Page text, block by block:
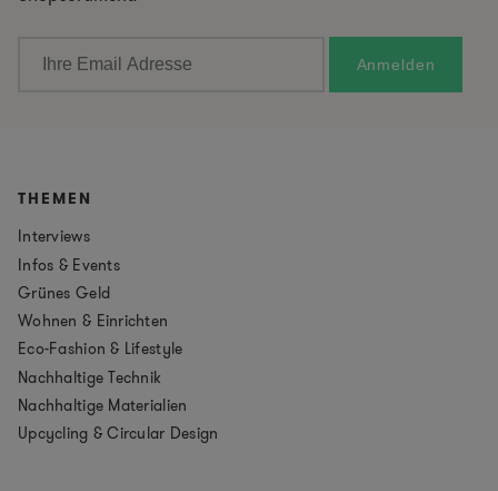
THEMEN
Interviews
Infos & Events
Grünes Geld
Wohnen & Einrichten
Eco-Fashion & Lifestyle
Nachhaltige Technik
Nachhaltige Materialien
Upcycling & Circular Design